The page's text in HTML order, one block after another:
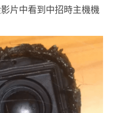
片中看到中招時主機機